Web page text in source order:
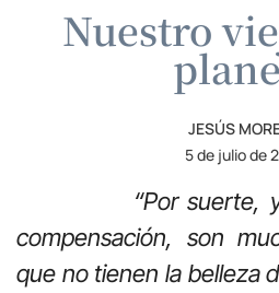
Nuestro
JESÚS
5 de julio de
“Por suerte,
compensación, son
que no tienen la belleza